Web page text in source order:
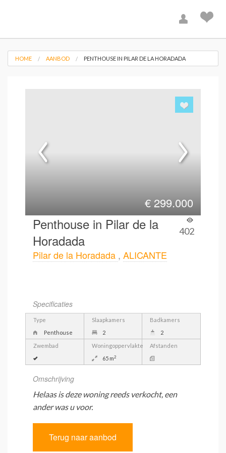
HOME AANBOD PENTHOUSE IN PILAR DE LA HORADADA
€ 299.000
Penthouse in Pilar de la
Horadada
402
Pilar de la Horadada , ALICANTE
Specificaties
Type
Penthouse
Slaapkamers
2
Badkamers
2
Zwembad
Woningoppervlakte
65 m2
Afstanden
Omschrijving
Helaas is deze woning reeds verkocht, een
ander was u voor.
Terug naar aanbod